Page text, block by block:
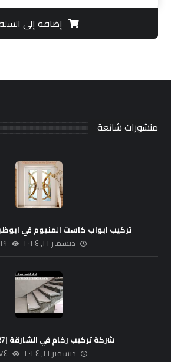
إضافة إلى
منشورات شائعة
تركيب ابواب كاست المنيوم في ابوظبي
ديسمبر ١٦, ٢٠٢٤
شركة تركيب رخام في الشارقة |0521606327
ديسمبر ١٦, ٢٠٢٤